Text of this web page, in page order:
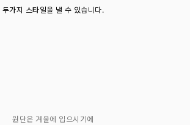
두가지 스타일을 낼 수 있습니다.
원단은 겨울에 입으시기에